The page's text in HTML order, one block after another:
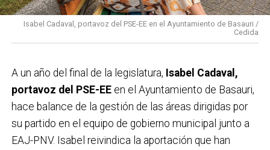
Isabel Cadaval, portavoz del PSE-EE en el Ayuntamiento de Basauri /
Cedida
A un año del final de la legislatura, Isabel Cadaval,
portavoz del PSE-EEen el Ayuntamiento de Basauri,
hace balance de la gestión de las áreas dirigidas por
su partido en el equipo de gobierno municipal junto a
EAJ-PNV. Isabel reivindica la aportación que han